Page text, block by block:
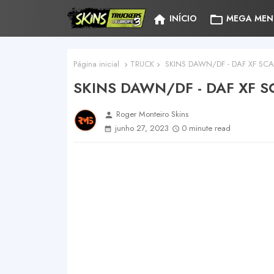
home INÍCIO folder_open MEGA
Página inicial TRUCK SKINS DAWN/DF - DAF XF
SKINS DAWN/DF - DAF XF
person Roger Monteiro Skins
junho 27, 2023
0 minute read